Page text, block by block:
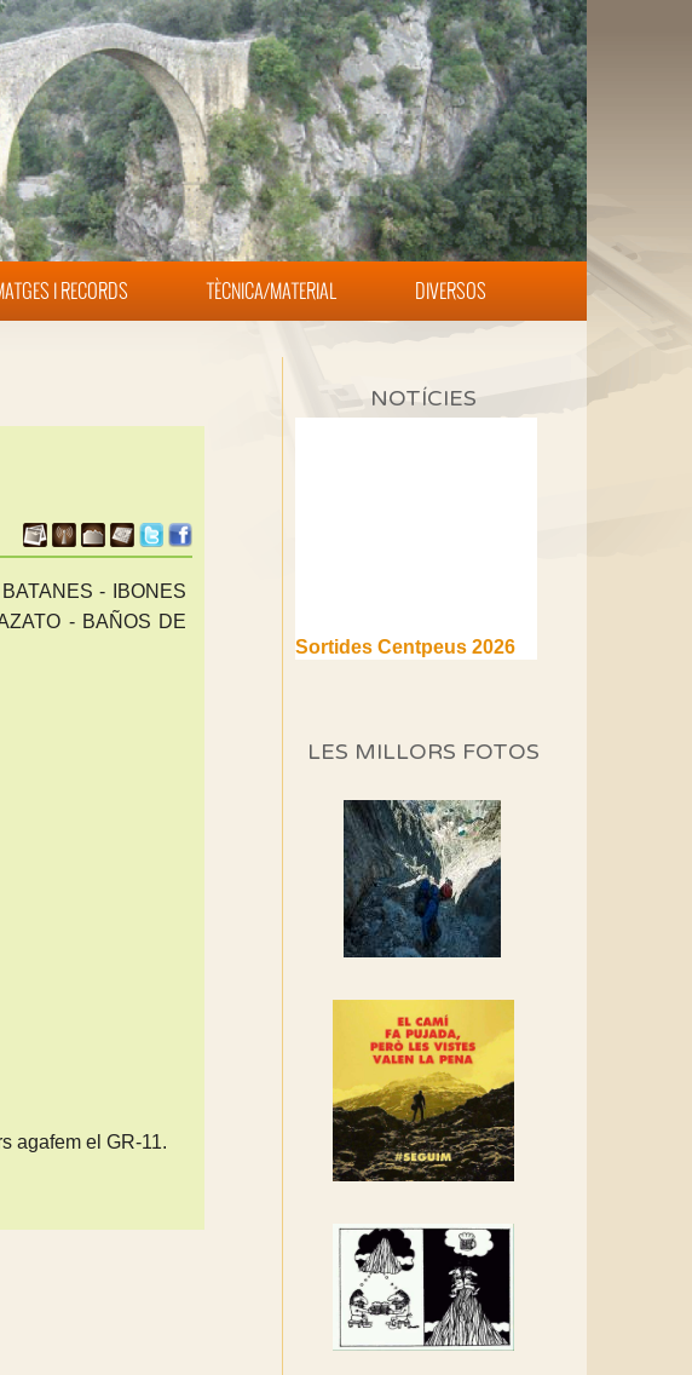
I RECORDS TÈCNICA/MATERIAL DIVERSOS
- IBONES
- BAÑOS DE
agafem el GR-11.
NOTÍCIES
(1a part)
Si no podem caminar,
alguna cosa hem de fer...
Els Centpeus signen el
Manifest a favor dels
Camins Vells
associació adhereix-te al
manifest!
Rebem un diploma dels
Amics de Sant Aniol
d'Aguja
Els Centpeus estem
recuperació del refugi i de
l'entorn de Sant Aniol
LES MILLORS FOTOS